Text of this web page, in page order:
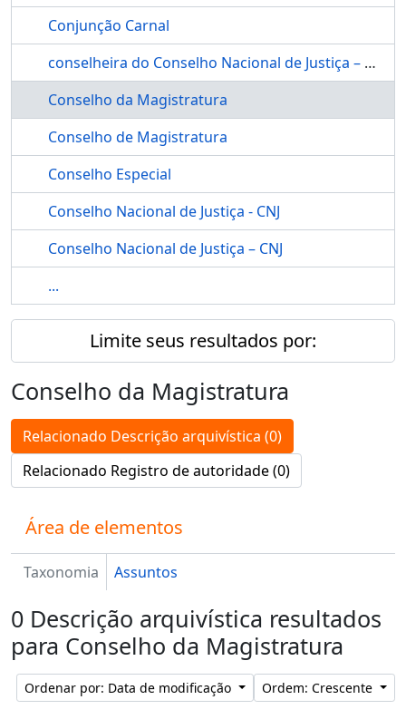
Conjunção Carnal
conselheira do Conselho Nacional de Justiça – CNJ, Maria Tereza Uille
Conselho da Magistratura
Conselho de Magistratura
Conselho Especial
Conselho Nacional de Justiça - CNJ
Conselho Nacional de Justiça – CNJ
...
Limite seus resultados por:
Conselho da Magistratura
Relacionado Descrição arquivística (0)
Relacionado Registro de autoridade (0)
Área de elementos
Taxonomia Assuntos
0 Descrição arquivística resultados
para Conselho da Magistratura
Ordenar por: Data de modificação Ordem: Crescente